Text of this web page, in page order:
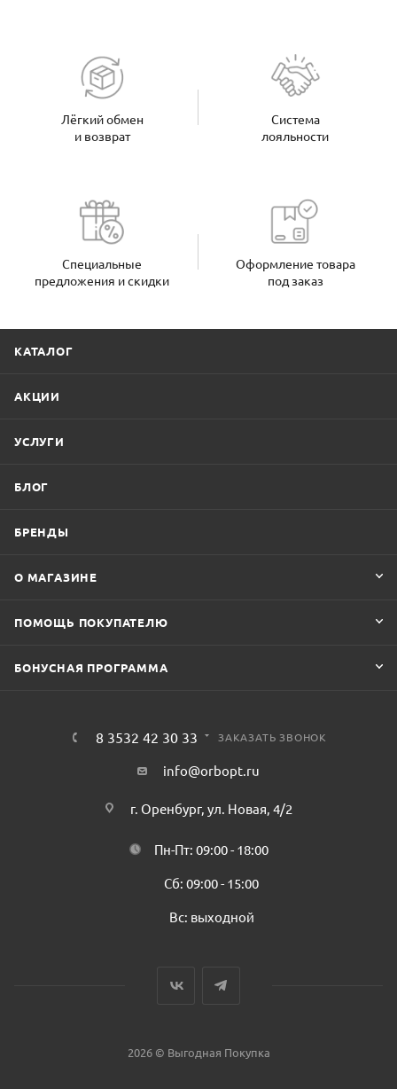
Лёгкий обмен
и возврат
Система
лояльности
Специальные
предложения и скидки
Оформление товара
под заказ
КАТАЛОГ
АКЦИИ
УСЛУГИ
БЛОГ
БРЕНДЫ
О МАГАЗИНЕ
ПОМОЩЬ ПОКУПАТЕЛЮ
БОНУСНАЯ ПРОГРАММА
8 3532 42 30 33 ЗАКАЗАТЬ ЗВОНОК
info@orbopt.ru
г. Оренбург, ул. Новая, 4/2
Пн-Пт: 09:00 - 18:00
Сб: 09:00 - 15:00
Вс: выходной
2026 © Выгодная Покупка